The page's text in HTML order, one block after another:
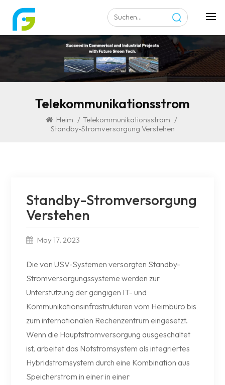
Telekommunikationsstrom
Heim / Telekommunikationsstrom /
Standby-Stromversorgung Verstehen
Standby-Stromversorgung
Verstehen
May 17, 2023
Die von USV-Systemen versorgten Standby-
Stromversorgungssysteme werden zur
Unterstützung der gängigen IT- und
Kommunikationsinfrastrukturen vom Heimbüro bis
zum internationalen Rechenzentrum eingesetzt.
Wenn die Hauptstromversorgung ausgeschaltet
ist, arbeitet das Notstromsystem als integriertes
Hybridstromsystem durch eine Kombination aus
Speicherstrom in einer in einer